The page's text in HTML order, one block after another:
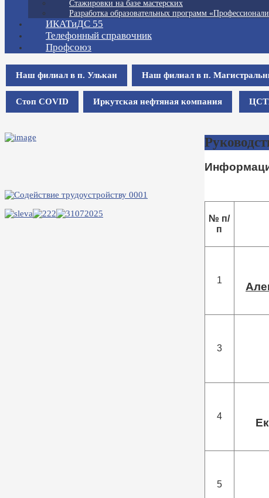
Стажировки на базе мастерских
Разработка образовательных программ
ИКАТиДС 55
Телефонный справочник
Профсоюз
Наш филиал в п. Улькан Наш филиал в п.
Стоп COVID Иркутская нефтяная компания
№ п/
п
1
3
4
5